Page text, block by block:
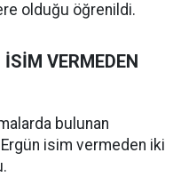
olduğu öğrenildi.
VERMEDEN
bulunan
isim vermeden iki